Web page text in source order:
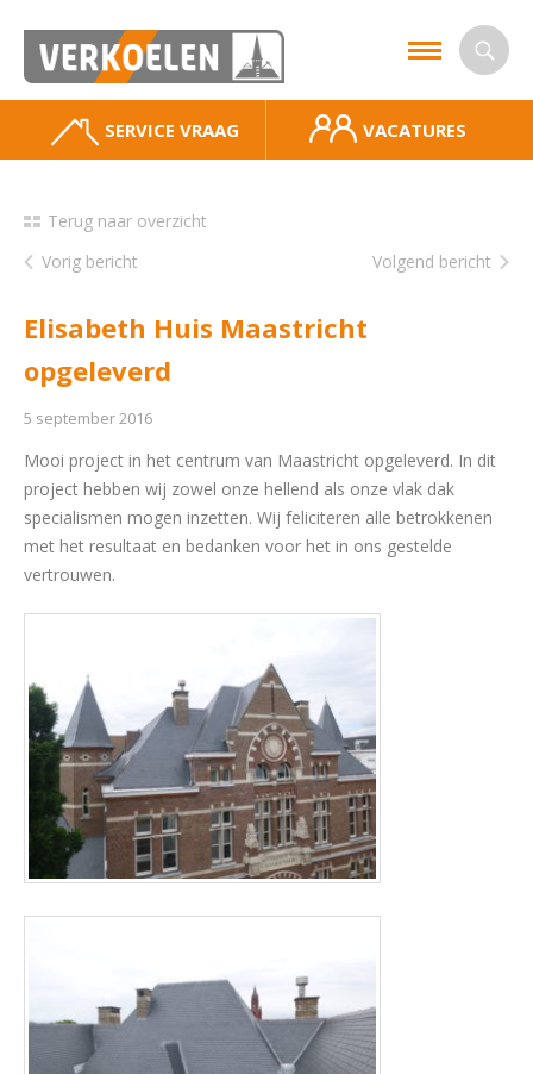
SERVICE VRAAG VACATURES
Terug naar overzicht
Vorig bericht
Volgend bericht
Elisabeth Huis Maastricht
opgeleverd
5 september 2016
Mooi project in het centrum van Maastricht opgeleverd. In dit
project hebben wij zowel onze hellend als onze vlak dak
specialismen mogen inzetten. Wij feliciteren alle betrokkenen
met het resultaat en bedanken voor het in ons gestelde
vertrouwen.